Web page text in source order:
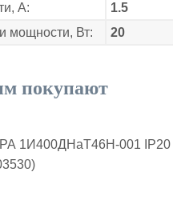
А:
1.5
мощности, Вт:
20
покупают